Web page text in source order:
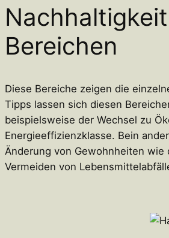
Bereichen
Diese Bereiche zeigen die
Tipps lassen sich diesen
beispielsweise der Wechsel zu
Energieeffizienzklasse. Bein
Änderung von Gewohnheiten
Vermeiden von